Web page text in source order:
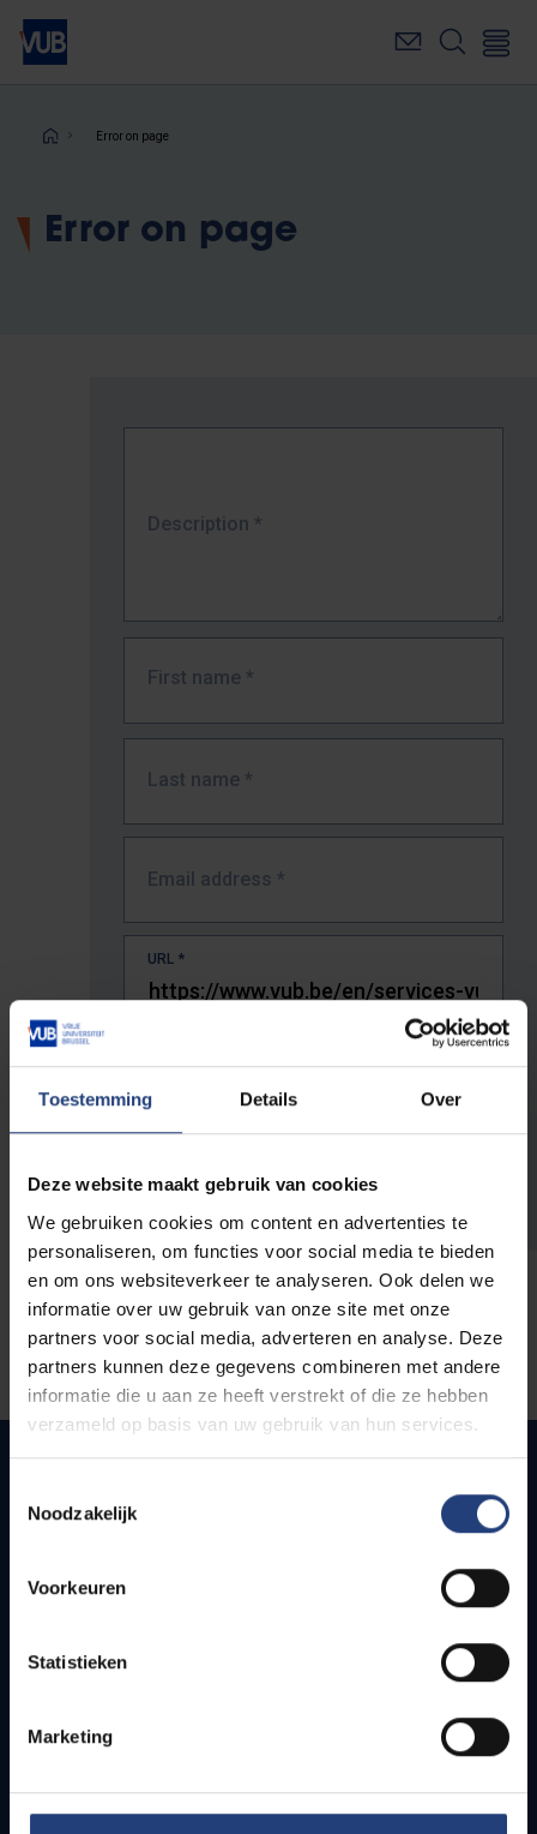
Toestemming Details Over
Deze website maakt gebruik van cookies
We gebruiken cookies om content en advertenties te
personaliseren, om functies voor social media te bieden
en om ons websiteverkeer te analyseren. Ook delen we
informatie over uw gebruik van onze site met onze
partners voor social media, adverteren en analyse. Deze
partners kunnen deze gegevens combineren met andere
informatie die u aan ze heeft verstrekt of die ze hebben
verzameld op basis van uw gebruik van hun services.
Noodzakelijk
Voorkeuren
Statistieken
Marketing
Skip
main
Breadcrumb
Error on page
Error on page
Description *
First name *
Last name *
Email address *
URL *
The full URL of the page where you encountered the error.
Quick links
How to get to the VUB campuses